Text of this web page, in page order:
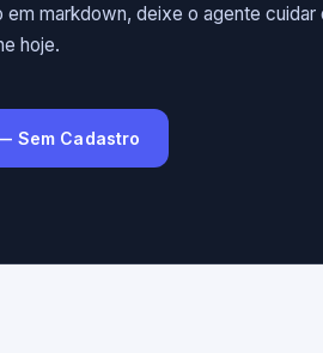
markdown, deixe o agente
hoje.
Sem Cadastro